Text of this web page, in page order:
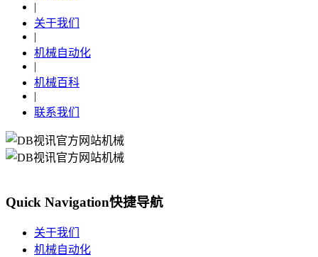
|
关于我们
|
机械自动化
|
机械百科
|
联系我们
Quick Navigation快捷导航
关于我们
机械自动化